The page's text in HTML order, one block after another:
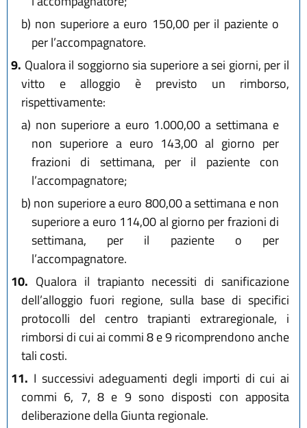
b) non superiore a euro 150,00 per il paziente o
per l’accompagnatore.
9. Qualora il soggiorno sia superiore a sei giorni, per il
vitto e alloggio è previsto un rimborso,
rispettivamente:
a) non superiore a euro 1.000,00 a settimana e
non superiore a euro 143,00 al giorno per
frazioni di settimana, per il paziente con
l’accompagnatore;
b) non superiore a euro 800,00 a settimana e non
superiore a euro 114,00 al giorno per frazioni di
settimana, per il paziente o per
l’accompagnatore.
10. Qualora il trapianto necessiti di sanificazione
dell’alloggio fuori regione, sulla base di specifici
protocolli del centro trapianti extraregionale, i
rimborsi di cui ai commi 8 e 9 ricomprendono anche
tali costi.
11. I successivi adeguamenti degli importi di cui ai
commi 6, 7, 8 e 9 sono disposti con apposita
deliberazione della Giunta regionale.